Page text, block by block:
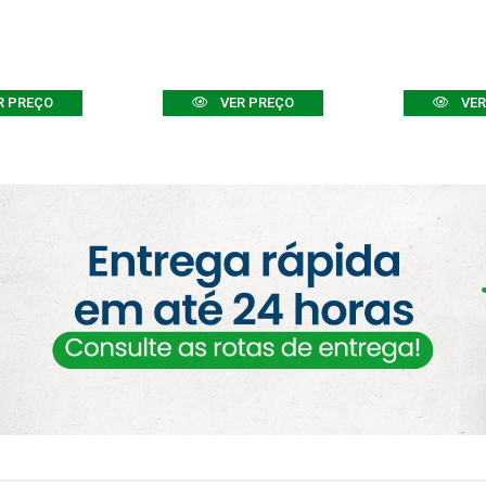
PREÇO VER PREÇO